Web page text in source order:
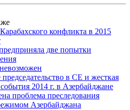
конфликта в 2015
две попытки
в СЕ и жесткая
2014 г. в Азербайджане
проблема преследования
Азербайджана